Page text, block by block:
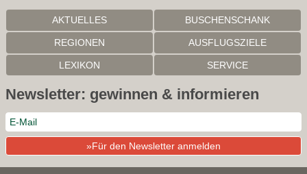
AKTUELLES BUSCHENSCHANK
REGIONEN AUSFLUGSZIELE
LEXIKON SERVICE
Newsletter: gewinnen & informieren
»Für den Newsletter anmelden